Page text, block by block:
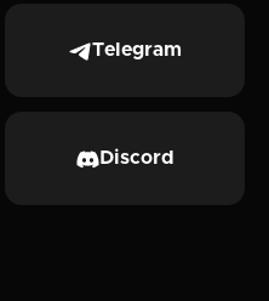
Telegram
Discord